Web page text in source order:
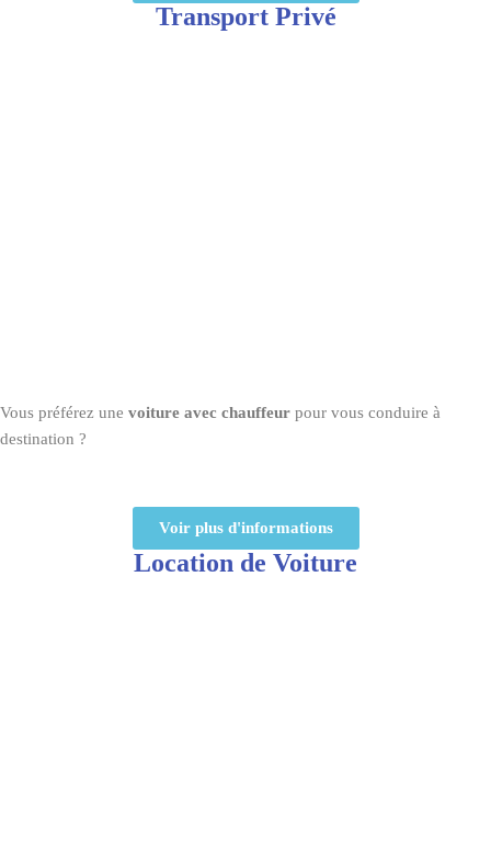
Transport Privé
Vous préférez une voiture avec chauffeur pour vous conduire à
destination ?
Voir plus d'informations
Location de Voiture